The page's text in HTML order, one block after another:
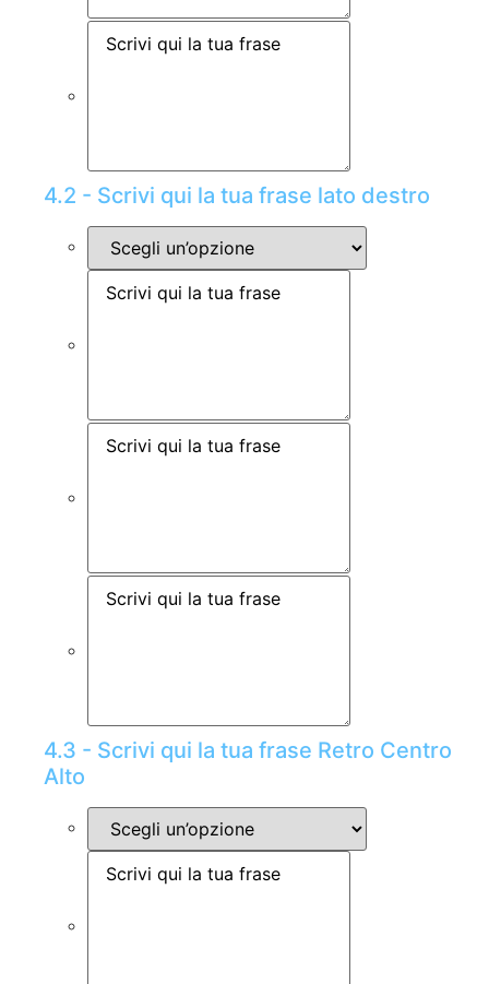
4.2 - Scrivi qui la tua frase lato destro
4.3 - Scrivi qui la tua frase Retro Centro
Alto